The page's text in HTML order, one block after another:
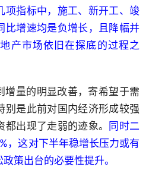
项指标中，施工、新开工、竣
比增速均是负增长，且降幅并
产市场依旧在探底的过程之
增量的明显改善，寄希望于需
别是此前对国内经济形成较强
出现了走弱的迹象。 同时二
，这对下半年稳增长压力或有
策出台的必要性提升。